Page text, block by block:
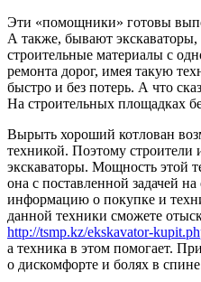
Эти «помощники» готовы
А также, бывают
строительные материалы с
ремонта дорог, имея такую
быстро и без потерь. А что
На строительных площадках
Вырыть хороший котлован
техникой. Поэтому строители
экскаваторы. Мощность этой
она с поставленной задачей
информацию о покупке и
данной техники сможете
http://tsmp.kz/ekskavator-
а техника в этом помогает.
о дискомфорте и болях в